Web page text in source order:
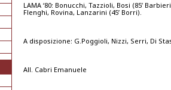
LAMA ‘80: Bonucchi, Tazzioli, Bosi (85’
Flenghi, Rovina, Lanzarini (45’ Borri).
A disposizione: G.Poggioli, Nizzi, Serri, Di
All. Cabri Emanuele